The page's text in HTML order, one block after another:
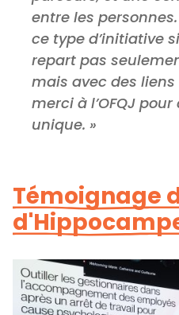
entre les
ce type d’initiative
repart pas
mais avec des
merci à l’OFQJ
unique. »
Témoignage